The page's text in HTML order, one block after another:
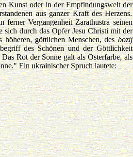
Kunst oder in der Empfindungswelt der
aus ganzer Kraft des Herzens.
Vergangenheit Zarathustra seinen
sich durch das Opfer Jesu Christi mit der
höheren, göttlichen Menschen, desbozij
des Schönen und der Göttlichkeit
Das Rot der Sonne galt als Osterfarbe, als
Ein ukrainischer Spruch lautete: